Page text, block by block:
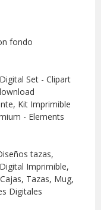
fondo
Set - Clipart
Kit Imprimible
- Elements
tazas,
Imprimible,
Tazas, Mug,
Digitales